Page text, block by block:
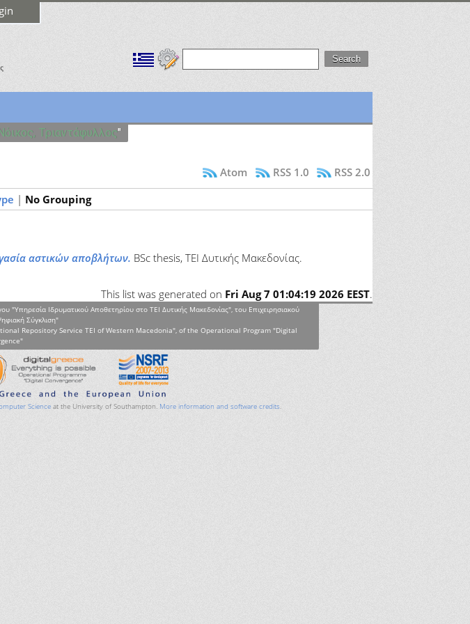
Τριαντάφυλλος"
Atom RSS 1.0
RSS 2.0
| No Grouping
αστικών αποβλήτων. BSc thesis, ΤΕΙ Δυτικής Μακεδονίας.
This list was generated on Fri Aug 7 01:04:19 2026 EEST.
"Υπηρεσία Ιδρυματικού Αποθετηρίου στο ΤΕΙ Δυτικής Μακεδονίας", του Επιχειρησιακού
Σύγκλιση"
Repository Service TEI of Western Macedonia", of the Operational Program "Digital
Scienceat the University of Southampton. More information and software credits.